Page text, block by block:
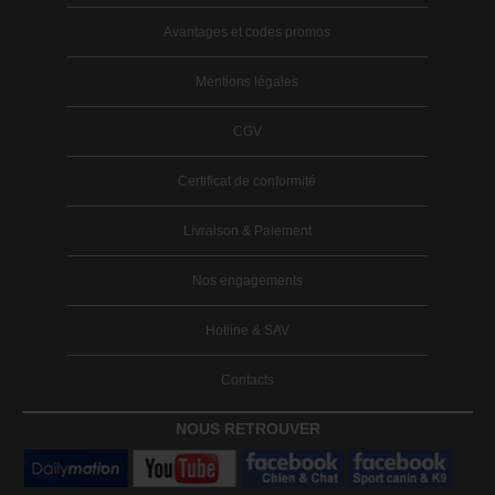
Avantages et codes promos
Mentions légales
CGV
Certificat de conformité
Livraison & Paiement
Nos engagements
Hotline & SAV
Contacts
NOUS RETROUVER